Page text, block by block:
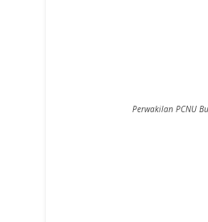
Perwakilan PCNU